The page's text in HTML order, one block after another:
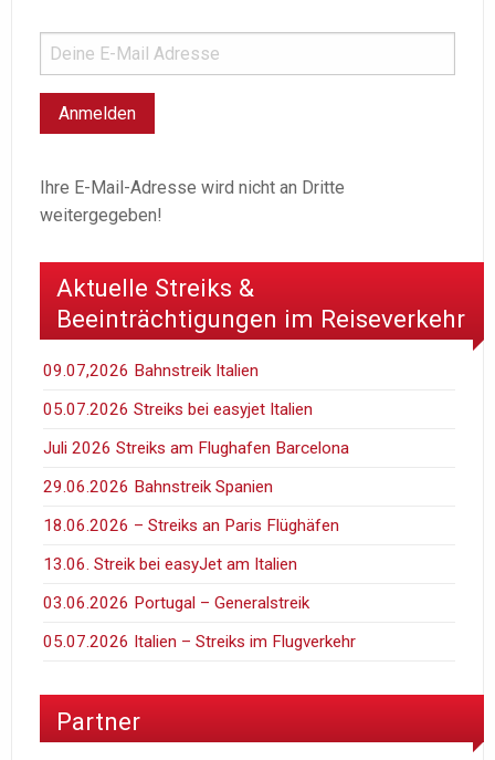
Ihre E-Mail-Adresse wird nicht an Dritte
weitergegeben!
Aktuelle Streiks &
Beeinträchtigungen im Reiseverkehr
09.07,2026 Bahnstreik Italien
05.07.2026 Streiks bei easyjet Italien
Juli 2026 Streiks am Flughafen Barcelona
29.06.2026 Bahnstreik Spanien
18.06.2026 – Streiks an Paris Flüghäfen
13.06. Streik bei easyJet am Italien
03.06.2026 Portugal – Generalstreik
05.07.2026 Italien – Streiks im Flugverkehr
Partner